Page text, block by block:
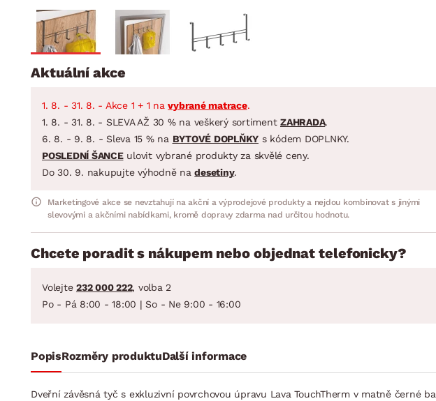
Aktuální akce
1. 8. - 31. 8. - Akce 1 + 1 navybrané matrace.
1. 8. - 31. 8. - SLEVA AŽ 30 % na veškerý sortiment ZAHRADA.
6. 8. - 9. 8. - Sleva 15 % na BYTOVÉ DOPLŇKY s kódem DOPLNKY.
POSLEDNÍ ŠANCEulovit vybrané produkty za skvělé ceny.
Do 30. 9. nakupujte výhodně nadesetiny.
Marketingové akce se nevztahují na akční a výprodejové produkty a nejdou kombinovat s jinými
slevovými a akčními nabídkami, kromě dopravy zdarma nad určitou hodnotu.
Chcete poradit s nákupem nebo objednat telefonicky?
Volejte 232 000 222, volba 2
Po - Pá 8:00 - 18:00 | So - Ne 9:00 - 16:00
PopisRozměry produktuDalší informace
Dveřní závěsná tyč s exkluzivní povrchovou úpravu Lava TouchTherm v matně černé